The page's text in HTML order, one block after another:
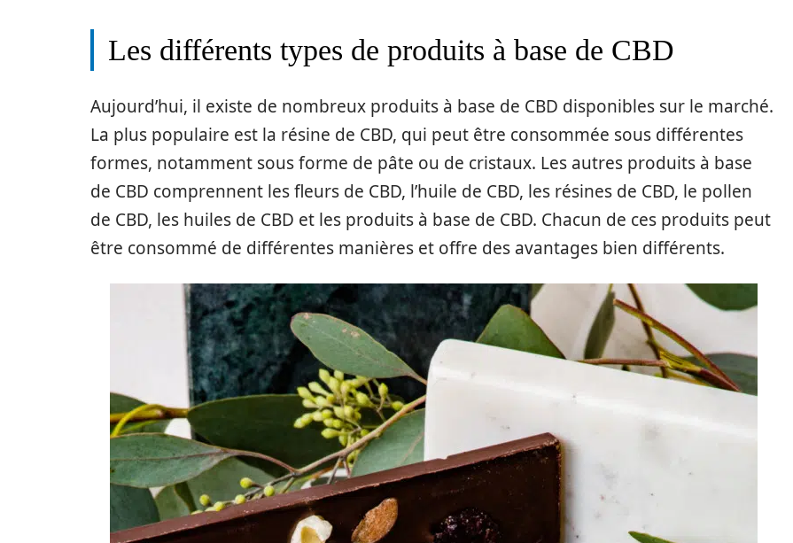
Les différents types de produits à base de CBD
Aujourd’hui, il existe de nombreux produits à base de CBD disponibles sur le marché.
La plus populaire est la résine de CBD, qui peut être consommée sous différentes
formes, notamment sous forme de pâte ou de cristaux. Les autres produits à base
de CBD comprennent les fleurs de CBD, l’huile de CBD, les résines de CBD, le pollen
de CBD, les huiles de CBD et les produits à base de CBD. Chacun de ces produits peut
être consommé de différentes manières et offre des avantages bien différents.